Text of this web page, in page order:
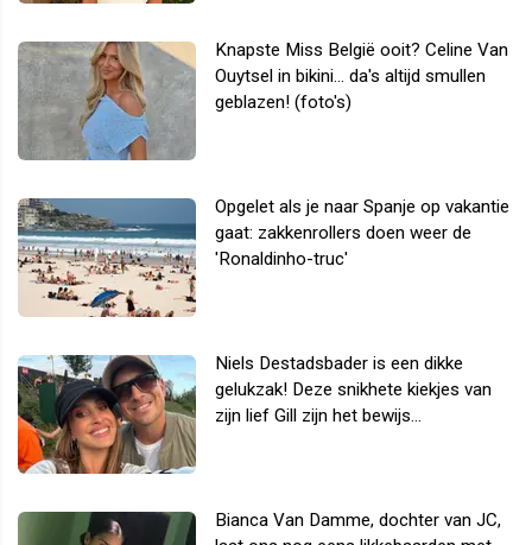
Knapste Miss België ooit? Celine Van
Ouytsel in bikini... da's altijd smullen
geblazen! (foto's)
Opgelet als je naar Spanje op vakantie
gaat: zakkenrollers doen weer de
'Ronaldinho-truc'
Niels Destadsbader is een dikke
gelukzak! Deze snikhete kiekjes van
zijn lief Gill zijn het bewijs...
Bianca Van Damme, dochter van JC,